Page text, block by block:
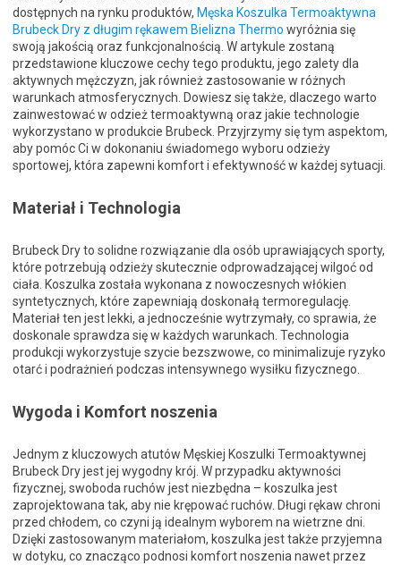
dostępnych na rynku produktów, Męska Koszulka Termoaktywna
Brubeck Dry z długim rękawem Bielizna Thermo wyróżnia się
swoją jakością oraz funkcjonalnością. W artykule zostaną
przedstawione kluczowe cechy tego produktu, jego zalety dla
aktywnych mężczyzn, jak również zastosowanie w różnych
warunkach atmosferycznych. Dowiesz się także, dlaczego warto
zainwestować w odzież termoaktywną oraz jakie technologie
wykorzystano w produkcie Brubeck. Przyjrzymy się tym aspektom,
aby pomóc Ci w dokonaniu świadomego wyboru odzieży
sportowej, która zapewni komfort i efektywność w każdej sytuacji.
Materiał i Technologia
Brubeck Dry to solidne rozwiązanie dla osób uprawiających sporty,
które potrzebują odzieży skutecznie odprowadzającej wilgoć od
ciała. Koszulka została wykonana z nowoczesnych włókien
syntetycznych, które zapewniają doskonałą termoregulację.
Materiał ten jest lekki, a jednocześnie wytrzymały, co sprawia, że
doskonale sprawdza się w każdych warunkach. Technologia
produkcji wykorzystuje szycie bezszwowe, co minimalizuje ryzyko
otarć i podrażnień podczas intensywnego wysiłku fizycznego.
Wygoda i Komfort noszenia
Jednym z kluczowych atutów Męskiej Koszulki Termoaktywnej
Brubeck Dry jest jej wygodny krój. W przypadku aktywności
fizycznej, swoboda ruchów jest niezbędna – koszulka jest
zaprojektowana tak, aby nie krępować ruchów. Długi rękaw chroni
przed chłodem, co czyni ją idealnym wyborem na wietrzne dni.
Dzięki zastosowanym materiałom, koszulka jest także przyjemna
w dotyku, co znacząco podnosi komfort noszenia nawet przez